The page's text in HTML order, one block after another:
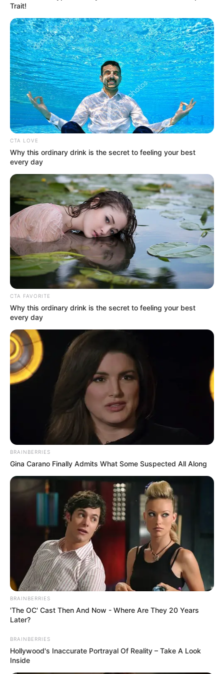
Mute
(foto: instagram/kimjaehwanhk)
Biodata & Profil
Nama Lengkap: Kim Jae Hwan
Nama Panggung: Kim Jaehwan
Nama Panggilan: Jaehwan
Tempat, Tanggal Lahir: Banghwa-dong, Seoul, Korea Selatan,
Kewarganegaraan: Korea Selatan
Pendidikan:
Sekolah Dasar Seoul Jeongguk;
Sekolah Menengah Samjeong;
Sekolah Menengah Konghang;
Universitas Howon;
Agama: Katolik
Zodiak: Gemini
Tinggi Badan: 175 cm
Trait!
CTA LOVE
Why this ordinary drink is the secret to feeling your best
every day
CTA FAVORITE
Why this ordinary drink is the secret to feeling your best
every day
BRAINBERRIES
Gina Carano Finally Admits What Some Suspected All Along
BRAINBERRIES
'The OC' Cast Then And Now - Where Are They 20 Years
Later?
BRAINBERRIES
Hollywood's Inaccurate Portrayal Of Reality – Take A Look
Inside